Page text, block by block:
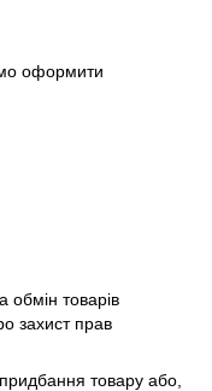
оформити
обмін товарів
захист прав
товару або,